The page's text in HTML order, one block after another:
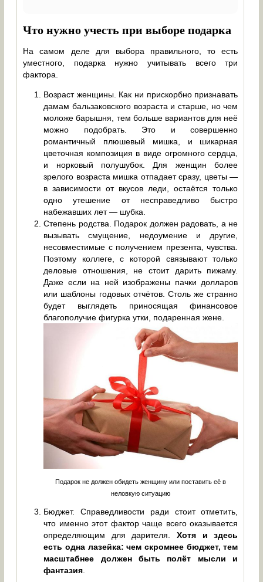
Что нужно учесть при выборе подарка
На самом деле для выбора правильного, то есть
уместного, подарка нужно учитывать всего три
фактора.
Возраст женщины. Как ни прискорбно признавать
дамам бальзаковского возраста и старше, но чем
моложе барышня, тем больше вариантов для неё
можно подобрать. Это и совершенно
романтичный плюшевый мишка, и шикарная
цветочная композиция в виде огромного сердца,
и норковый полушубок. Для женщин более
зрелого возраста мишка отпадает сразу, цветы —
в зависимости от вкусов леди, остаётся только
одно утешение от несправедливо быстро
набежавших лет — шубка.
Степень родства. Подарок должен радовать, а не
вызывать смущение, недоумение и другие,
несовместимые с получением презента, чувства.
Поэтому коллеге, с которой связывают только
деловые отношения, не стоит дарить пижаму.
Даже если на ней изображены пачки долларов
или шаблоны годовых отчётов. Столь же странно
будет выглядеть приносящая финансовое
благополучие фигурка утки, подаренная жене.
Подарок не должен обидеть женщину или поставить её в
неловкую ситуацию
Бюджет. Справедливости ради стоит отметить,
что именно этот фактор чаще всего оказывается
определяющим для дарителя.Хотя и здесь
есть одна лазейка: чем скромнее бюджет, тем
масштабнее должен быть полёт мысли и
фантазия